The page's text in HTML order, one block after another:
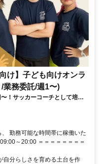
け】子ども向けオンラ
業務委託/週1〜)
！サッカーコーチとして培っ
子どもを支援できるお仕事で
勤務可能な時間帯に稼働いた
～20:00 ＝＝＝＝＝＝＝＝
自分らしさを育める土台を作